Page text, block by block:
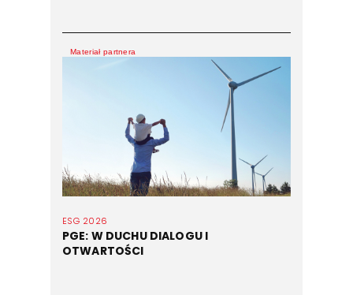
ESG 2026
PGE: W DUCHU DIALOGU I
OTWARTOŚCI
Materiał partnera